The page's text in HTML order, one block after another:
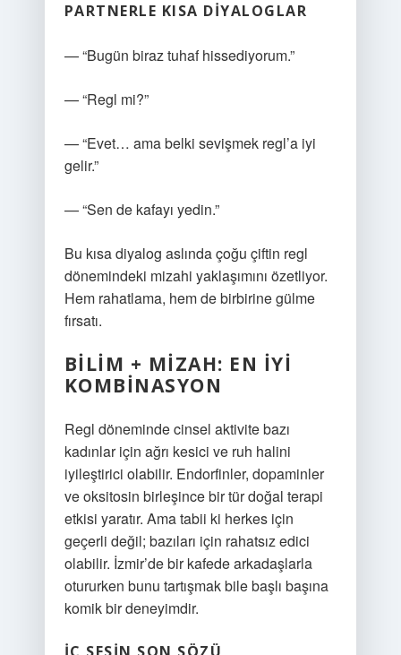
PARTNERLE KISA DIYALOGLAR
— “Bugün biraz tuhaf hissediyorum.”
— “Regl mi?”
— “Evet… ama belki sevişmek regl’a iyi
gelir.”
— “Sen de kafayı yedin.”
Bu kısa diyalog aslında çoğu çiftin regl
dönemindeki mizahi yaklaşımını özetliyor.
Hem rahatlama, hem de birbirine gülme
fırsatı.
BILIM + MIZAH: EN İYI
KOMBINASYON
Regl döneminde cinsel aktivite bazı
kadınlar için ağrı kesici ve ruh halini
iyileştirici olabilir. Endorfinler, dopaminler
ve oksitosin birleşince bir tür doğal terapi
etkisi yaratır. Ama tabii ki herkes için
geçerli değil; bazıları için rahatsız edici
olabilir. İzmir’de bir kafede arkadaşlarla
otururken bunu tartışmak bile başlı başına
komik bir deneyimdir.